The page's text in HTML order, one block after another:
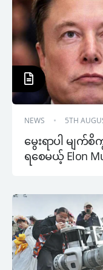
NEWS 5TH
မွေးရာပါ မျ
ရစေမယ့် Elon